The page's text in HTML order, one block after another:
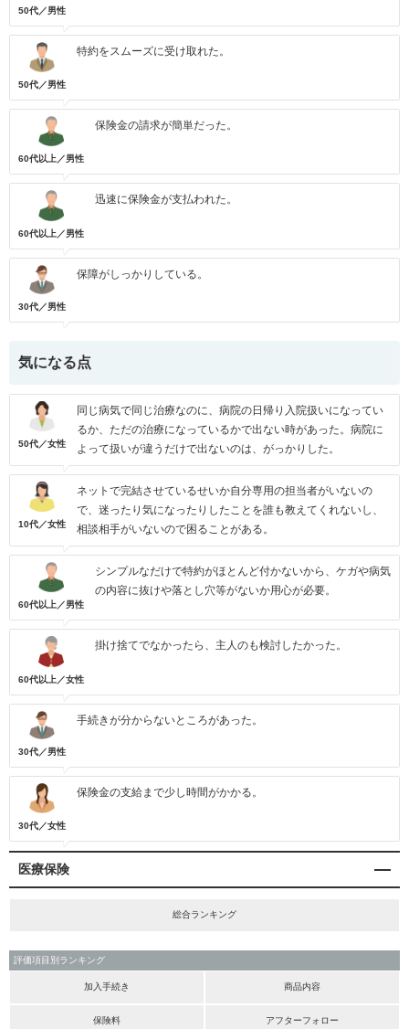
50代／男性
50代／男性
特約をスムーズに受け取れた。
60代以上／男性
保険金の請求が簡単だった。
60代以上／男性
迅速に保険金が支払われた。
30代／男性
保障がしっかりしている。
気になる点
50代／女性
同じ病気で同じ治療なのに、病院の日帰り入院扱いになってい
るか、ただの治療になっているかで出ない時があった。病院に
よって扱いが違うだけで出ないのは、がっかりした。
10代／女性
ネットで完結させているせいか自分専用の担当者がいないの
で、迷ったり気になったりしたことを誰も教えてくれないし、
相談相手がいないので困ることがある。
60代以上／男性
シンプルなだけで特約がほとんど付かないから、ケガや病気
の内容に抜けや落とし穴等がないか用心が必要。
60代以上／女性
掛け捨てでなかったら、主人のも検討したかった。
30代／男性
手続きが分からないところがあった。
30代／女性
保険金の支給まで少し時間がかかる。
医療保険
総合ランキング
評価項目別ランキング
加入手続き 商品内容
保険料 アフターフォロー